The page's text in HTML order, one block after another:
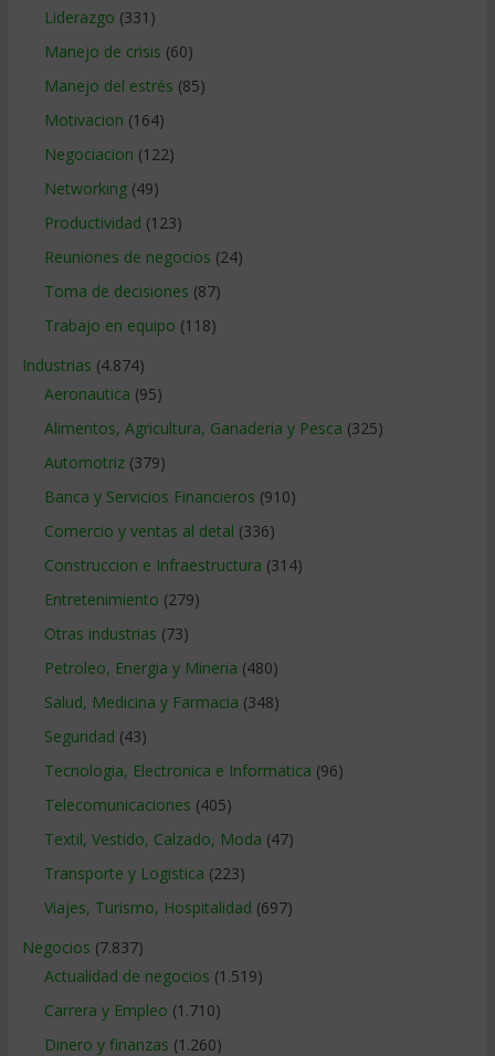
Liderazgo (331)
Manejo de crisis (60)
Manejo del estrés (85)
Motivacion (164)
Negociacion (122)
Networking(49)
Productividad (123)
Reuniones de negocios (24)
Toma de decisiones (87)
Trabajo en equipo (118)
Industrias (4.874)
Aeronautica (95)
Alimentos, Agricultura, Ganaderia y Pesca (325)
Automotriz(379)
Banca y Servicios Financieros (910)
Comercio y ventas al detal (336)
Construccion e Infraestructura (314)
Entretenimiento (279)
Otras industrias (73)
Petroleo, Energia y Mineria (480)
Salud, Medicina y Farmacia (348)
Seguridad (43)
Tecnologia, Electronica e Informatica (96)
Telecomunicaciones (405)
Textil, Vestido, Calzado, Moda (47)
Transporte y Logistica (223)
Viajes, Turismo, Hospitalidad (697)
Negocios (7.837)
Actualidad de negocios (1.519)
Carrera y Empleo (1.710)
Dinero y finanzas (1.260)